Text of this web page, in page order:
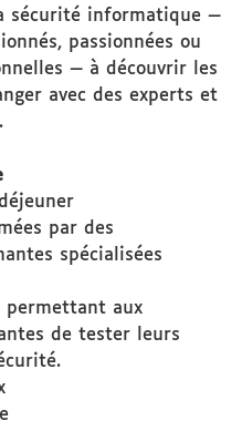
sécurité informatique —
passionnées ou
— à découvrir les
avec des experts et
par des
spécialisées
permettant aux
de tester leurs